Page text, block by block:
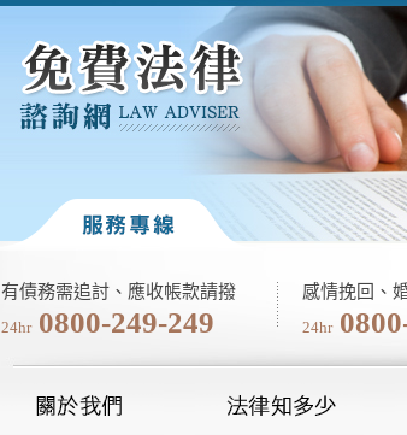
有債務需追討、應收帳款請撥
24hr 0800-249-249
感情挽回、
24hr